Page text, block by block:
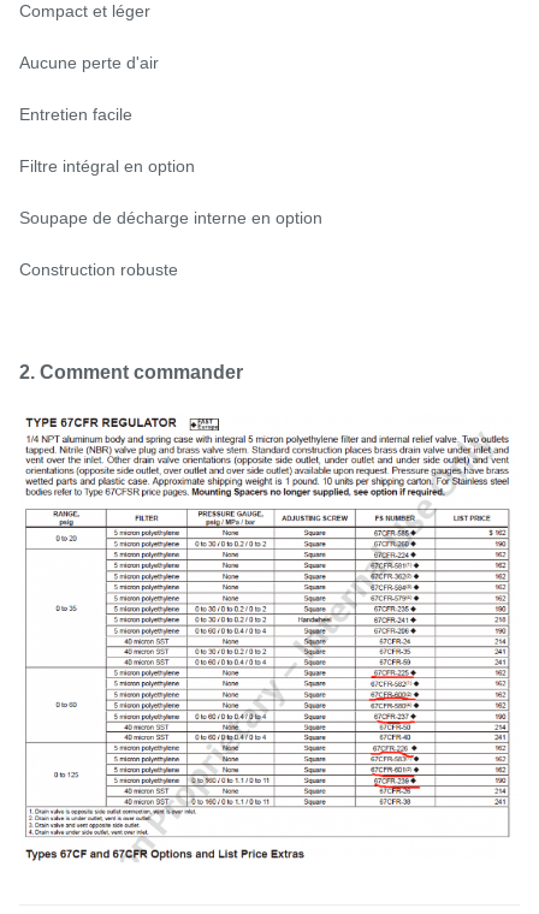
Compact et léger
Aucune perte d'air
Entretien facile
Filtre intégral en option
Soupape de décharge interne en option
Construction robuste
2. Comment commander